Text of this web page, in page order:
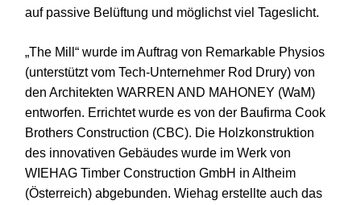
auf passive Belüftung und möglichst viel Tageslicht.
„The Mill“ wurde im Auftrag von Remarkable Physios
(unterstützt vom Tech-Unternehmer Rod Drury) von
den Architekten WARREN AND MAHONEY (WaM)
entworfen. Errichtet wurde es von der Baufirma Cook
Brothers Construction (CBC). Die Holzkonstruktion
des innovativen Gebäudes wurde im Werk von
WIEHAG Timber Construction GmbH in Altheim
(Österreich) abgebunden. Wiehag erstellte auch das